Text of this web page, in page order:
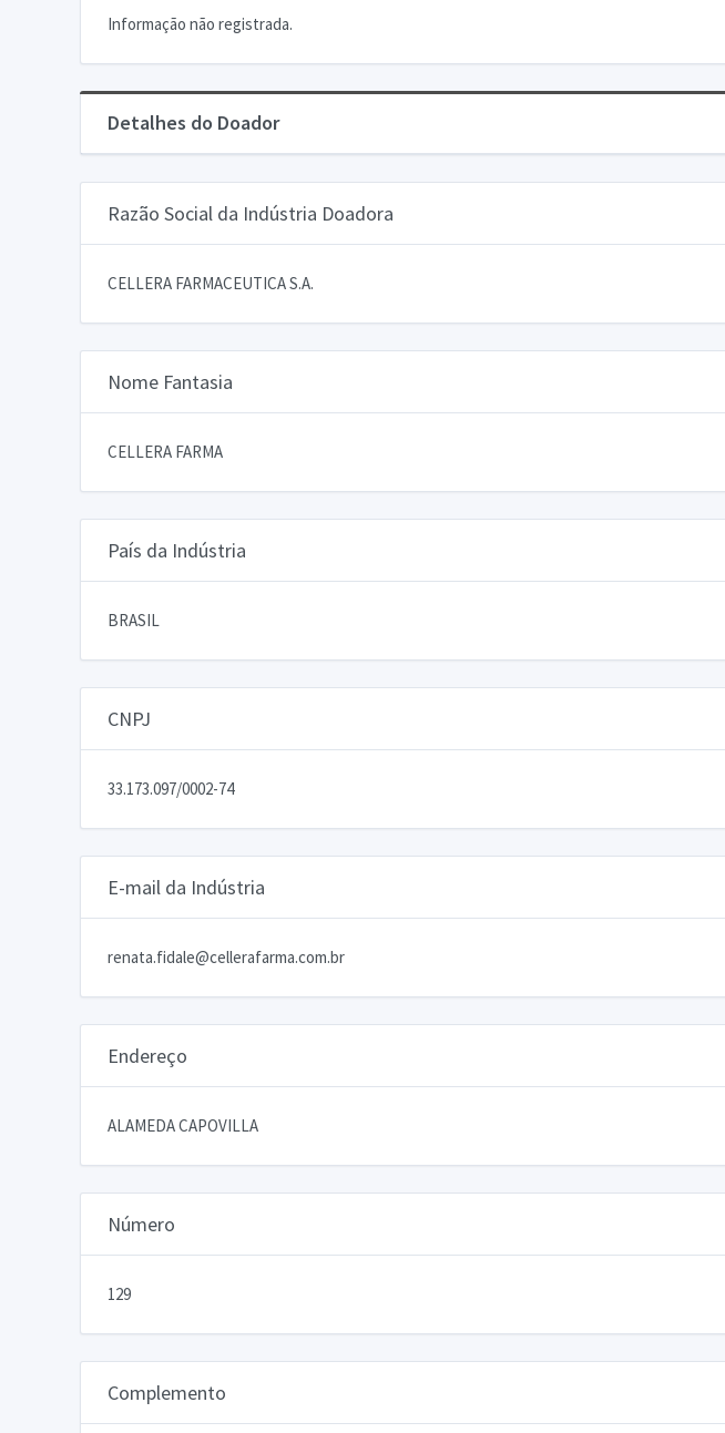
Informação não registrada.
Detalhes do Doador
Razão Social da Indústria Doadora
CELLERA FARMACEUTICA S.A.
Nome Fantasia
CELLERA FARMA
País da Indústria
BRASIL
CNPJ
33.173.097/0002-74
E-mail da Indústria
renata.fidale@cellerafarma.com.br
Endereço
ALAMEDA CAPOVILLA
Número
129
Complemento